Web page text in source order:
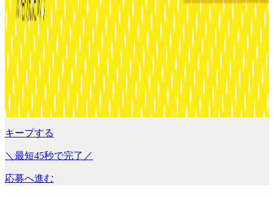
キープする
＼最短45秒で完了／
応募へ進む